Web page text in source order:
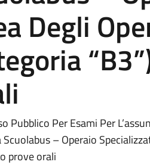
Degli
Pubblico Per Esami Per
Scuolabus – Operaio
prove orali